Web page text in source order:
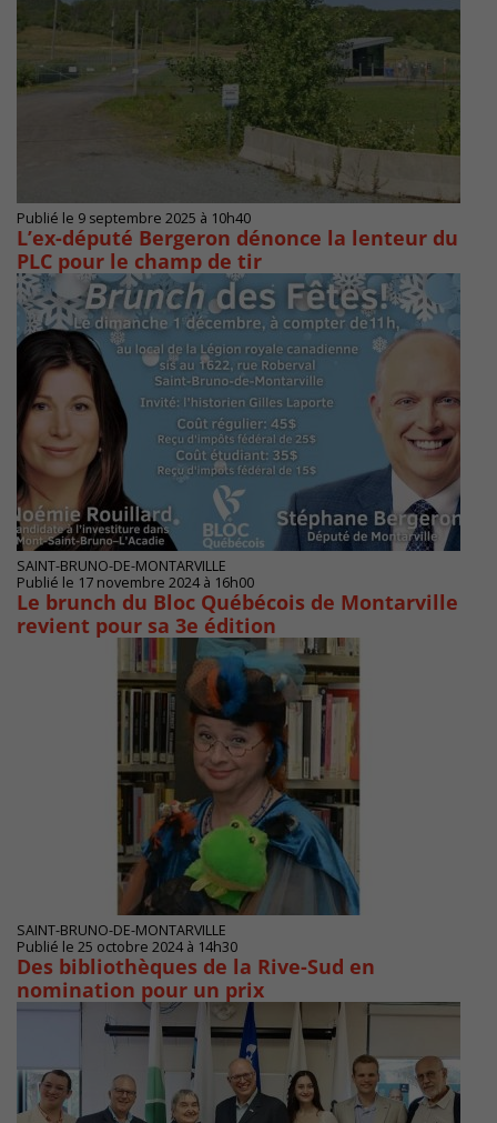
Publié le 9 septembre 2025 à 10h40
L’ex-député Bergeron dénonce la lenteur du
PLC pour le champ de tir
SAINT-BRUNO-DE-MONTARVILLE
Publié le 17 novembre 2024 à 16h00
Le brunch du Bloc Québécois de Montarville
revient pour sa 3e édition
SAINT-BRUNO-DE-MONTARVILLE
Publié le 25 octobre 2024 à 14h30
Des bibliothèques de la Rive-Sud en
nomination pour un prix